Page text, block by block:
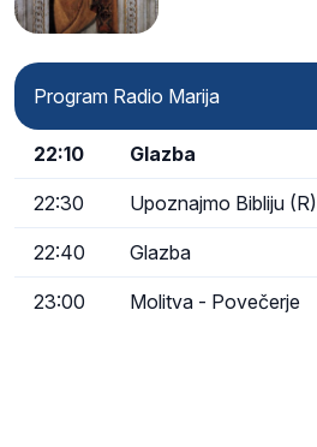
Program Radio Marija
22:10 Glazba
22:30 Upoznajmo Bibliju (R)
22:40 Glazba
23:00 Molitva - Povečerje